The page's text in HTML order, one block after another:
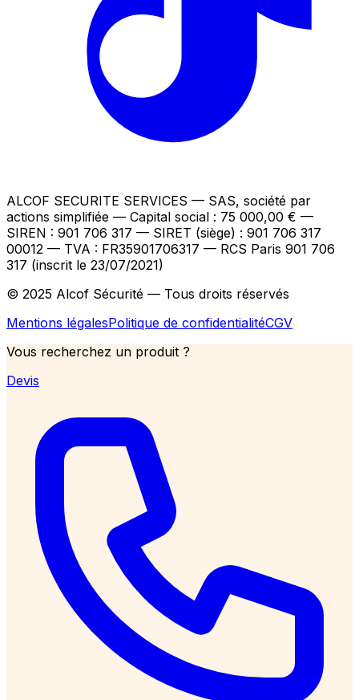
ALCOF SECURITE SERVICES — SAS, société par
actions simplifiée — Capital social : 75 000,00 € —
SIREN : 901 706 317 — SIRET (siège) : 901 706 317
00012 — TVA : FR35901706317 — RCS Paris 901 706
317 (inscrit le 23/07/2021)
© 2025 Alcof Sécurité — Tous droits réservés
Mentions légalesPolitique de confidentialitéCGV
Vous recherchez un produit ?
Devis